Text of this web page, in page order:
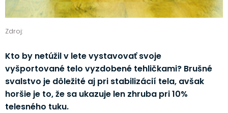
Zdroj:
Kto by netúžil v lete vystavovať svoje
vyšportované telo vyzdobené tehličkami? Brušné
svalstvo je dôležité aj pri stabilizácií tela, avšak
horšie je to, že sa ukazuje len zhruba pri 10%
telesného tuku.